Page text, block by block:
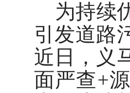
为持续
引发道路
近日，义
面严查+